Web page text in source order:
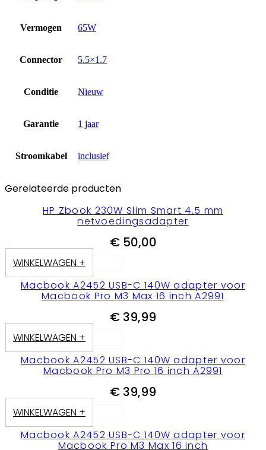
Vermogen 65W
Connector 5.5×1.7
Conditie Nieuw
Garantie 1 jaar
Stroomkabel inclusief
Gerelateerde producten
HP Zbook 230W Slim Smart 4.5 mm
netvoedingsadapter
€50,00
WINKELWAGEN +
Macbook A2452 USB-C 140W adapter voor
Macbook Pro M3 Max 16 inch A2991
€ 39,99
WINKELWAGEN +
Macbook A2452 USB-C 140W adapter voor
Macbook Pro M3 Pro 16 inch A2991
€ 39,99
WINKELWAGEN +
Macbook A2452 USB-C 140W adapter voor
Macbook Pro M3 Max 16 inch